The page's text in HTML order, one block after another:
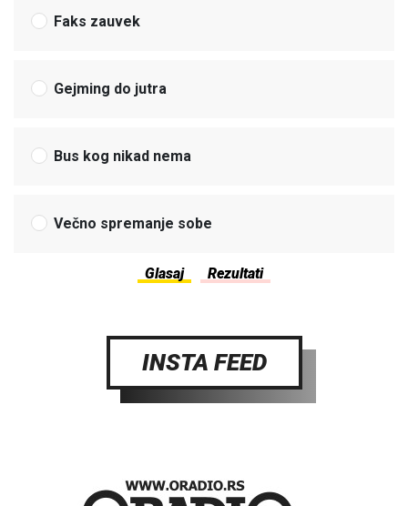
Faks zauvek
Gejming do jutra
Bus kog nikad nema
Večno spremanje sobe
INSTA FEED